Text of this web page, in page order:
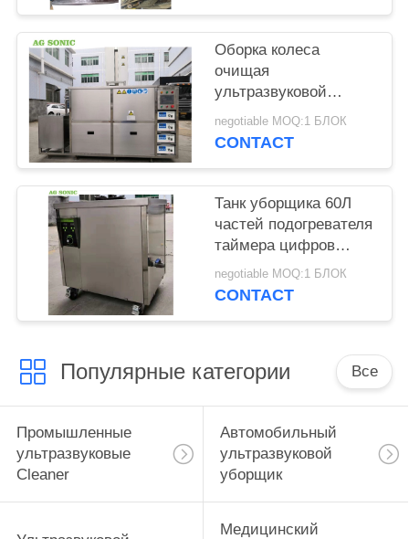
Оборка колеса
очищая
ультразвуковой
уборщик двигателя с
контролируемым ПЛК
negotiable MOQ:1 БЛОК
CONTACT
Танк уборщика 60Л
частей подогревателя
таймера цифров
промышленный
ультразвуковой с
negotiable MOQ:1 БЛОК
CONTACT
Популярные категории Все
Промышленные
ультразвуковые
Cleaner
Автомобильный
ультразвуковой
уборщик
Медицинский